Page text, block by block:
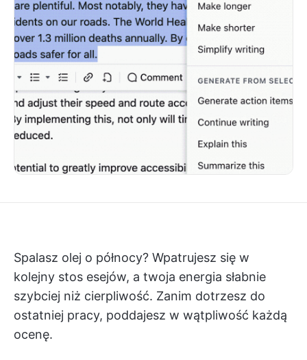
Spalasz olej o północy? Wpatrujesz się w
kolejny stos esejów, a twoja energia słabnie
szybciej niż cierpliwość. Zanim dotrzesz do
ostatniej pracy, poddajesz w wątpliwość każdą
ocenę.